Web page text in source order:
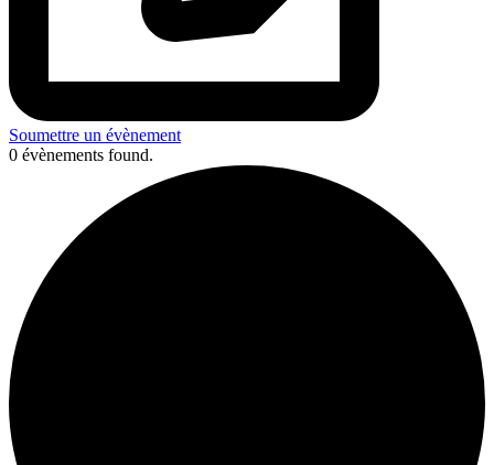
Soumettre un évènement
0 évènements found.